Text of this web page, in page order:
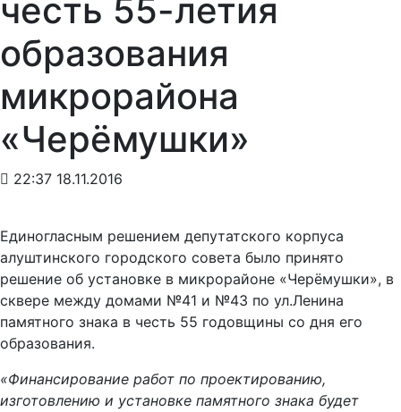
честь 55-летия
образования
микрорайона
«Черёмушки»
22:37 18.11.2016
Единогласным решением депутатского корпуса
алуштинского городского совета было принято
решение об установке в микрорайоне «Черёмушки», в
сквере между домами №41 и №43 по ул.Ленина
памятного знака в честь 55 годовщины со дня его
образования.
«Финансирование работ по проектированию,
изготовлению и установке памятного знака будет